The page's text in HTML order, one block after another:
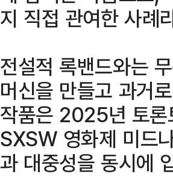
지 직접 관여한 사례
전설적 록밴드와는
머신을 만들고 과거
작품은 2025년 토론
SXSW 영화제 미드
과 대중성을 동시에